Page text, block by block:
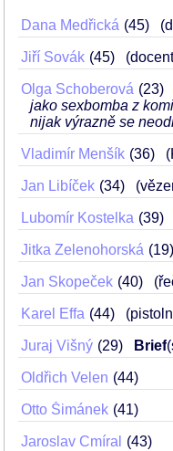
Dana Medřická 45
Jiří Sovák 45
Olga Schoberová 23
jako sexbomba z
nijak výrazně se
Vladimír Menšík 36
Jan Libíček 34
Lubomír Kostelka 39
Jitka Zelenohorská 19
Jan Skopeček 40
Karel Effa 44
Juraj Višný 29 Brief
Oldřich Velen 44
Otto Šimánek 41
Jaroslav Cmíral 43